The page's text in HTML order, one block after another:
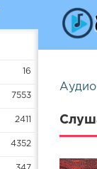
16
7553
2411
4352